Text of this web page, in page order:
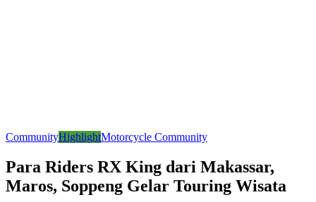
CommunityHighlightMotorcycle Community
Para Riders RX King dari Makassar,
Maros, Soppeng Gelar Touring Wisata